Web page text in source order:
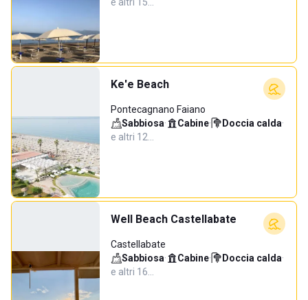
Ke'e Beach
Pontecagnano Faiano
Sabbiosa· Cabine· Doccia calda·
e altri 12…
Well Beach Castellabate
Castellabate
Sabbiosa· Cabine· Doccia calda·
e altri 16…